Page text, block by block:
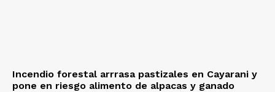
Incendio forestal arrrasa pastizales en Cayarani y
pone en riesgo alimento de alpacas y ganado